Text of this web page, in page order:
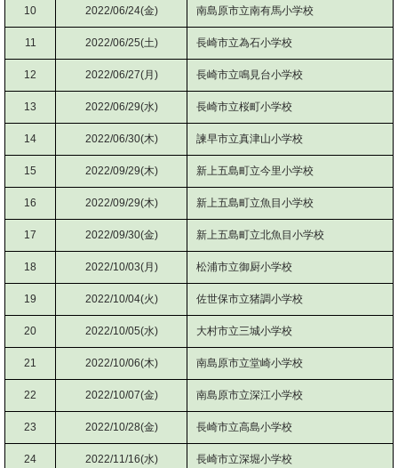
10 2022/06/24(金) 南島原市立南有馬小学校
11 2022/06/25(土) 長崎市立為石小学校
12 2022/06/27(月) 長崎市立鳴見台小学校
13 2022/06/29(水) 長崎市立桜町小学校
14 2022/06/30(木) 諫早市立真津山小学校
15 2022/09/29(木) 新上五島町立今里小学校
16 2022/09/29(木) 新上五島町立魚目小学校
17 2022/09/30(金) 新上五島町立北魚目小学校
18 2022/10/03(月) 松浦市立御厨小学校
19 2022/10/04(火) 佐世保市立猪調小学校
20 2022/10/05(水) 大村市立三城小学校
21 2022/10/06(木) 南島原市立堂崎小学校
22 2022/10/07(金) 南島原市立深江小学校
23 2022/10/28(金) 長崎市立高島小学校
24 2022/11/16(水) 長崎市立深堀小学校